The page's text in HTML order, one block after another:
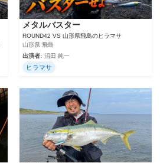
メタルバスター
ROUND42 VS 山形県飛島のヒラマサ
山形県 飛島
出演者: 沼田 純一
ヒラマサ